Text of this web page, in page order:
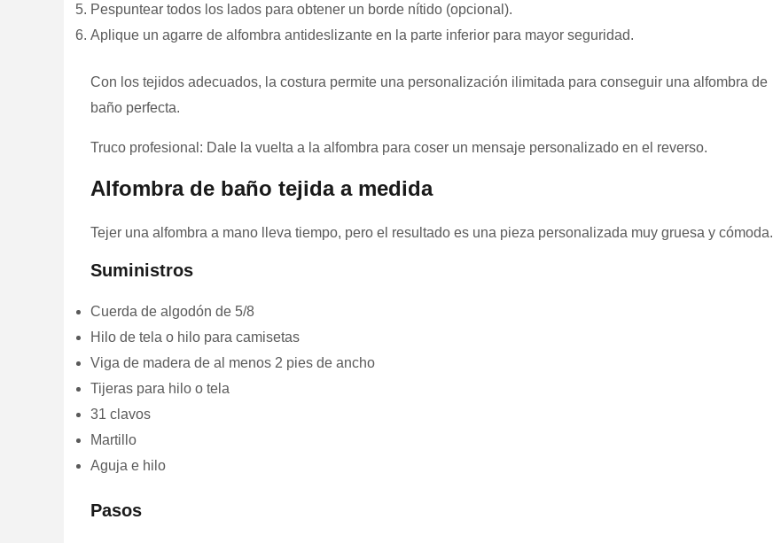
Pespuntear todos los lados para obtener un borde nítido (opcional).
Aplique un agarre de alfombra antideslizante en la parte inferior para mayor seguridad.
Con los tejidos adecuados, la costura permite una personalización ilimitada para conseguir una alfombra de
baño perfecta.
Truco profesional: Dale la vuelta a la alfombra para coser un mensaje personalizado en el reverso.
Alfombra de baño tejida a medida
Tejer una alfombra a mano lleva tiempo, pero el resultado es una pieza personalizada muy gruesa y cómoda.
Suministros
Cuerda de algodón de 5/8
Hilo de tela o hilo para camisetas
Viga de madera de al menos 2 pies de ancho
Tijeras para hilo o tela
31 clavos
Martillo
Aguja e hilo
Pasos